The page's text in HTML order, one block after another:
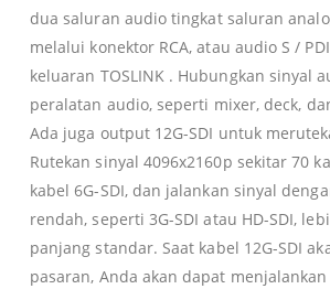
dua saluran audio tingkat saluran
melalui konektor RCA, atau audio S /
keluaran TOSLINK . Hubungkan sinyal
peralatan audio, seperti mixer, deck,
Ada juga output 12G-SDI untuk
Rutekan sinyal 4096x2160p sekitar 70
kabel 6G-SDI, dan jalankan sinyal
rendah, seperti 3G-SDI atau HD-SDI,
panjang standar. Saat kabel 12G-SDI
pasaran, Anda akan dapat